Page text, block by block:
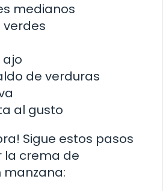
medianos
verdes
ajo
de verduras
al gusto
Sigue estos pasos
crema de